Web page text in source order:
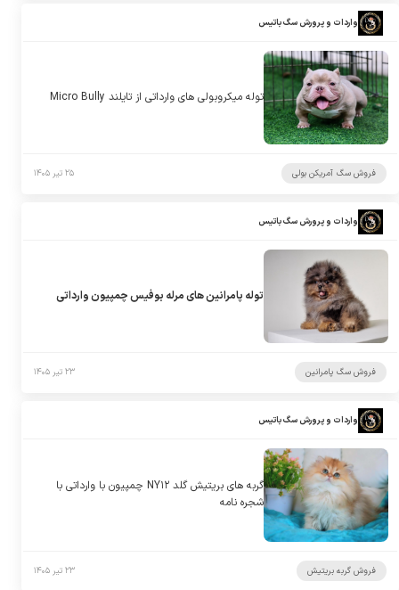
واردات و پرورش سگ باتیس
توله میکروبولی های وارداتی از تایلند Micro Bully
فروش سگ آمریکن بولی ۲۵ تیر ۱۴۰۵
واردات و پرورش سگ باتیس
توله پامرانین های مرله بوفیس چمپیون وارداتی
فروش سگ پامرانین ۲۳ تیر ۱۴۰۵
واردات و پرورش سگ باتیس
گربه های بریتیش گلد NY۱۲ چمپیون با وارداتی با
شجره نامه
فروش گربه بریتیش ۲۳ تیر ۱۴۰۵